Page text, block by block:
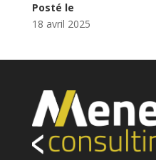
Posté le
18 avril 2025